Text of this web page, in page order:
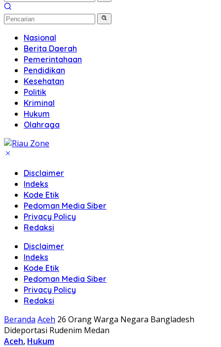
Nasional
Berita Daerah
Pemerintahaan
Pendidikan
Kesehatan
Politik
Kriminal
Hukum
Olahraga
Disclaimer
Indeks
Kode Etik
Pedoman Media Siber
Privacy Policy
Redaksi
Disclaimer
Indeks
Kode Etik
Pedoman Media Siber
Privacy Policy
Redaksi
Beranda Aceh 26 Orang Warga Negara Bangladesh
Dideportasi Rudenim Medan
Aceh, Hukum